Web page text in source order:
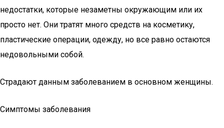
недостатки, которые незаметны окружающим или их
просто нет. Они тратят много средств на косметику,
пластические операции, одежду, но все равно остаются
недовольными собой.
Страдают данным заболеванием в основном женщины.
Симптомы заболевания